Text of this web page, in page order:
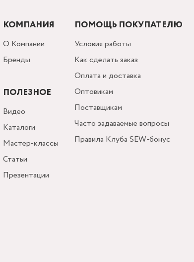
КОМПАНИЯ
О Компании
Бренды
ПОЛЕЗНОЕ
Видео
Каталоги
Мастер-классы
Статьи
Презентации
ПОМОЩЬ ПОКУПАТЕЛЮ
Условия работы
Как сделать заказ
Оплата и доставка
Оптовикам
Поставщикам
Часто задаваемые вопросы
Правила Клуба SEW-бонус